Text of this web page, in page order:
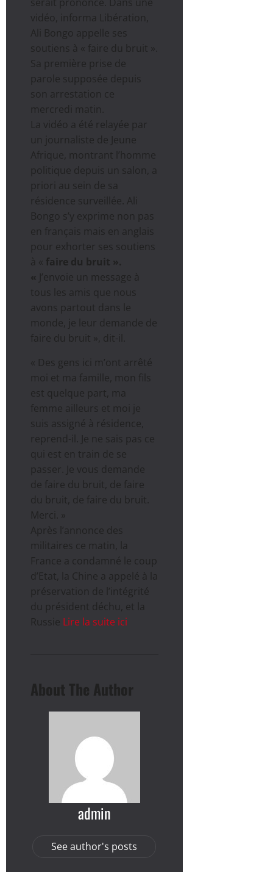
vidéo, informa Libération,
Ali Bongo appelle ses
soutiens à « faire du bruit ».
Sa première prise de
parole supposée depuis
son arrestation ce
mercredi matin.
La vidéo a été relayée par
un journaliste de Jeune
Afrique, montrant l’homme
politique depuis un salon, a
priori au sein de sa
résidence surveillée. Ali
Bongo s’y exprime non pas
en français mais en anglais
pour exhorter ses soutiens
à « faire du bruit ».
« J’envoie un message à
tous les amis que nous
avons partout dans le
monde, je leur demande de
faire du bruit », dit-il.
« Des gens ici m’ont arrêté
moi et ma famille, mon fils
est quelque part, ma
femme ailleurs et moi je
suis assigné à résidence,
reprend-il. Je ne sais pas ce
qui est en train de se
passer. Je vous demande
de faire du bruit, de faire
du bruit, de faire du bruit.
Merci. »
Après l’annonce des
militaires ce matin, la
France a condamné le coup
d’Etat, la Chine a appelé à la
préservation de l’intégrité
du président déchu, et la
Russie Lire la suite ici
About The Author
admin
See author's posts